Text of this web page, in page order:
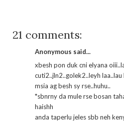
21 comments:
Anonymous said...
xbesh pon duk cni elyana
cuti2..jln2..golek2..leyh
msia ag besh sy rse..huhu..
*sbnrny da mule rse bosan
haishh
anda taperlu jeles sbb neh